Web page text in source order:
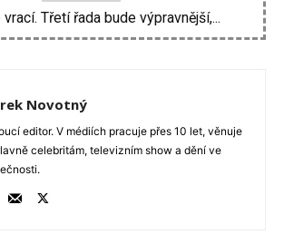
opět vtrhne do hospod. Nové...
Novotný
editor. V médiích pracuje přes 10 let, věnuje
celebritám, televizním show a dění ve